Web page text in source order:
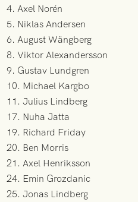
4. Axel Norén
5. Niklas Andersen
6. August Wängberg
8. Viktor Alexandersson
9. Gustav Lundgren
10. Michael Kargbo
11. Julius Lindberg
17. Nuha Jatta
19. Richard Friday
20. Ben Morris
21. Axel Henriksson
24. Emin Grozdanic
25. Jonas Lindberg